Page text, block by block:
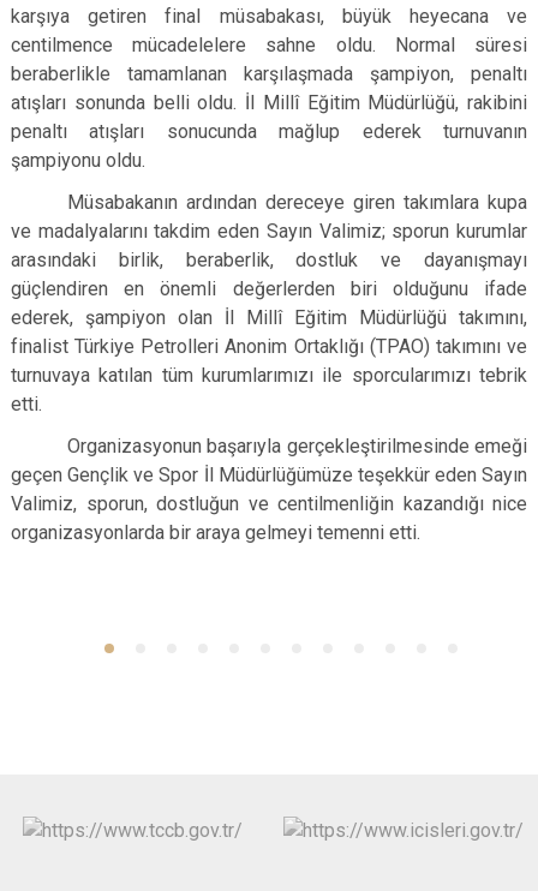
karşıya getiren final müsabakası, büyük heyecana ve
centilmence mücadelelere sahne oldu. Normal süresi
beraberlikle tamamlanan karşılaşmada şampiyon, penaltı
atışları sonunda belli oldu. İl Millî Eğitim Müdürlüğü, rakibini
penaltı atışları sonucunda mağlup ederek turnuvanın
şampiyonu oldu.
Müsabakanın ardından dereceye giren takımlara kupa
ve madalyalarını takdim eden Sayın Valimiz; sporun kurumlar
arasındaki birlik, beraberlik, dostluk ve dayanışmayı
güçlendiren en önemli değerlerden biri olduğunu ifade
ederek, şampiyon olan İl Millî Eğitim Müdürlüğü takımını,
finalist Türkiye Petrolleri Anonim Ortaklığı (TPAO) takımını ve
turnuvaya katılan tüm kurumlarımızı ile sporcularımızı tebrik
etti.
Organizasyonun başarıyla gerçekleştirilmesinde emeği
geçen Gençlik ve Spor İl Müdürlüğümüze teşekkür eden Sayın
Valimiz, sporun, dostluğun ve centilmenliğin kazandığı nice
organizasyonlarda bir araya gelmeyi temenni etti.